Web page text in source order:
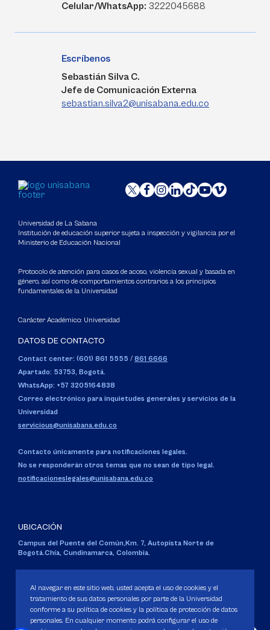
Celular/WhatsApp: 3222045688
Escríbenos
Sebastián Silva C.
Jefe de Comunicación Externa
sebastian.silva2@unisabana.edu.co
Universidad de La Sabana
Institución de educación superior sujeta a inspección y vigilancia por el
Ministerio de Educación Nacional
Protocolo de atención para casos de acoso, violencia sexual y basada en
género, así como de comportamientos contrarios a los principios
fundamentales de la Universidad
Carácter Académico: Universidad
DATOS DE CONTACTO
Contact center: (601) 861 5555 / 861 6666
Apartado: 53753, Bogotá.
WhatsApp: +57 3205164838
Correo electrónico para inquietudes generales y servicios de la
Universidad
servicious@unisabana.edu.co
Contacto únicamente para notificaciones legales.
No se responderán otros temas que no sean de tipo legal.
notificacioneslegales@unisabana.edu.co
UBICACIÓN
Campus del Puente del Común,Km. 7, Autopista Norte de
Bogotá.Chía, Cundinamarca, Colombia.
Personería Jurídica:Resolución 130 del 14 de enero de 1980.
Ministerio de Educación Nacional.
Al navegar en este sitio web, usted acepta el uso de cookies y el
tratamiento de sus datos personales por parte de la Universidad
conforme a su política de cookies y la política de protección de datos
personales. En cualquier momento podrá configurar el uso de